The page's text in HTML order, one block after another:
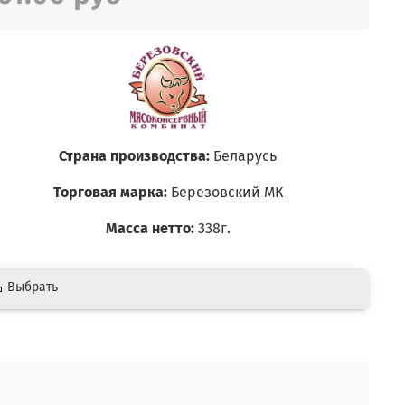
Страна производства: Беларусь
Торговая марка:Березовский МК
Масса нетто:338г.
Выбрать